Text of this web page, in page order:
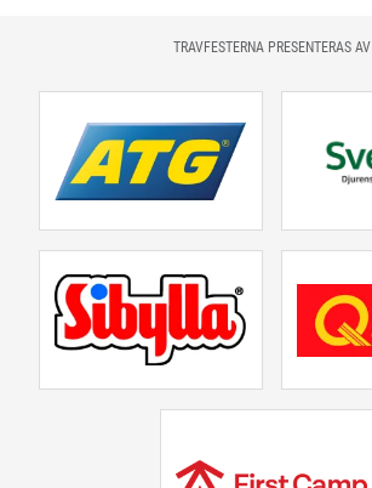
TRAVFESTERNA PRESENTERAS AV